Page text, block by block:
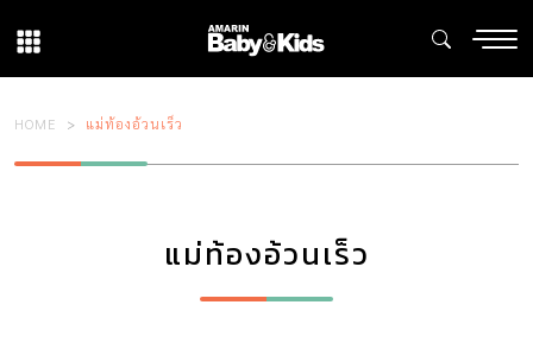
HOME แม่ท้องอ้วนเร็ว
แม่ท้องอ้วนเร็ว